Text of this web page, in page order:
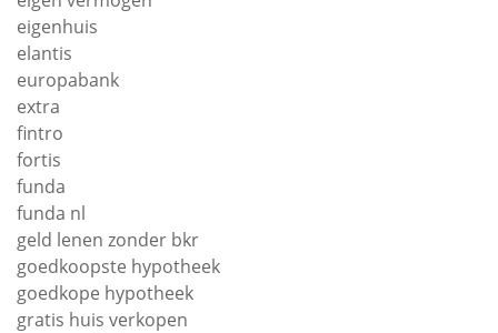
eigenhuis
elantis
europabank
extra
fintro
fortis
funda
funda nl
geld lenen zonder bkr
goedkoopste hypotheek
goedkope hypotheek
gratis huis verkopen